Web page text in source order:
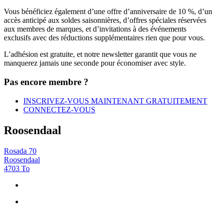
Vous bénéficiez également d’une offre d’anniversaire de 10 %, d’un
accès anticipé aux soldes saisonnières, d’offres spéciales réservées
aux membres de marques, etd’invitations à des événements
exclusifs avec des réductions supplémentaires rien que pour vous.
L’adhésion est gratuite, et notre newsletter garantit que vous ne
manquerez jamais une seconde pour économiser avec style.
Pas encore membre ?
INSCRIVEZ-VOUS MAINTENANT GRATUITEMENT
CONNECTEZ-VOUS
Roosendaal
Rosada 70
Roosendaal
4703 To